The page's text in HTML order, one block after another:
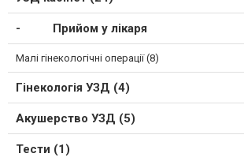
Прийом у лікаря
Малі гінекологічні операції (8)
Гінекологія УЗД (4)
Акушерство УЗД (5)
Тести (1)